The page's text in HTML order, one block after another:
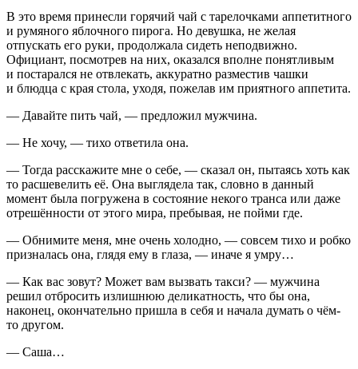
В это время принесли горячий чай с тарелочками аппетитного
и румяного яблочного пирога. Но девушка, не желая
отпускать его руки, продолжала сидеть неподвижно.
Официант, посмотрев на них, оказался вполне понятливым
и постарался не отвлекать, аккуратно разместив чашки
и блюдца с края стола, уходя, пожелав им приятного аппетита.
— Давайте пить чай, — предложил мужчина.
— Не хочу, — тихо ответила она.
— Тогда расскажите мне о себе, — сказал он, пытаясь хоть как
то расшевелить её. Она выглядела так, словно в данный
момент была погружена в состояние некого транса или даже
отрешённости от этого мира, пребывая, не пойми где.
— Обнимите меня, мне очень холодно, — совсем тихо и робко
призналась она, глядя ему в глаза, — иначе я умру…
— Как вас зовут? Может вам вызвать такси? — мужчина
решил отбросить излишнюю деликатность, что бы она,
наконец, окончательно пришла в себя и начала думать о чём-
то другом.
— Саша…